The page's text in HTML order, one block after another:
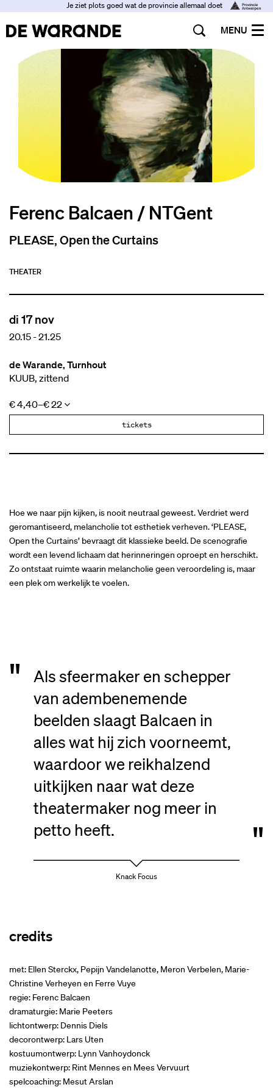
Je ziet plots goed wat de provincie allemaal doet
MENU
Ferenc Balcaen / NTGent
PLEASE, Open the Curtains
THEATER
di 17 nov
20.15-21.25
de Warande, Turnhout
KUUB, zittend
€ 4,40–€ 22
tickets
Hoe we naar pijn kijken, is nooit neutraal geweest. Verdriet werd
geromantiseerd, melancholie tot esthetiek verheven. ‘PLEASE,
Open the Curtains’ bevraagt dit klassieke beeld. De scenografie
wordt een levend lichaam dat herinneringen oproept en herschikt.
Zo ontstaat ruimte waarin melancholie geen veroordeling is, maar
een plek om werkelijk te voelen.
Als sfeermaker en schepper
van adembenemende
beelden slaagt Balcaen in
alles wat hij zich voorneemt,
waardoor we reikhalzend
uitkijken naar wat deze
theatermaker nog meer in
petto heeft.
Knack Focus
credits
met: Ellen Sterckx, Pepijn Vandelanotte, Meron Verbelen, Marie-
Christine Verheyen en Ferre Vuye
regie: Ferenc Balcaen
dramaturgie: Marie Peeters
lichtontwerp: Dennis Diels
decorontwerp: Lars Uten
kostuumontwerp: Lynn Vanhoydonck
muziekontwerp: Rint Mennes en Mees Vervuurt
spelcoaching: Mesut Arslan